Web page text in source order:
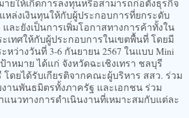
ายให้เกิดการลงทุนหรือสามารถก่อตั้งธุรกิจ
หล่งเงินทุนให้กับผู้ประกอบการที่ยกระดับ
ละยังเป็นการเพิ่มโอกาสทางการค้าทั้งใน
เทศให้กับผู้ประกอบการในเขตพื้นที่ โดยมี
หว่างวันที่ 3-6 กันยายน 2567 ในแบบ Mini
ป้าหมาย ได้แก่ จังหวัดฉะเชิงเทรา ชลบุรี
โดยได้รับเกียรติจากคณะผู้บริหาร สสว. ร่วม
านพันธมิตรทั้งภาครัฐ และเอกชน ร่วม
แนวทางการดำเนินงานที่เหมาะสมกับแต่ละ